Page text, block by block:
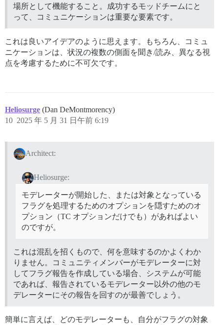
場所として機能すること。成功するモッドチームにと
って、コミュニケーションは重要な要素です。
これは良いアイデアのように思えます。もちろん、コミュ
ニケーションは、状況の複数の側面を聞き/読み、異なる視
点を考慮するために不可欠です。
Heliosurge (Dan DeMontmorency)
2025 年 5 月 31 日午前 6:19
10
Architect:
Heliosurge:
モデレーターが開始した、または対象となっている
フラグを処理するためのオプションを隠すためのオ
プション（TC オプションだけでも）があればよい
のですが。
これは混乱を招くもので、何を意味するのかよくわか
りません。コミュニティメンバーがモデレーターに対
してフラグ報告を作成している場合、システムが可能
であれば、報告されているモデレーター以外の他のモ
デレーターにその報告を回すのが最善でしょう。
簡単に言えば、どのモデレーターも、自分がフラグの対象